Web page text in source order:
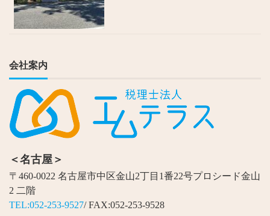
会社案内
＜名古屋＞
〒460-0022 名古屋市中区金山2丁目1番22号プロシード金山
2 二階
TEL:052-253-9527/ FAX:052-253-9528